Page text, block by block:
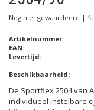
Nog niet gewaardeerd |
Artikelnummer:
EAN:
Levertijd:
Beschikbaarheid:
De Sportflex 2504 van
individueel instelbare